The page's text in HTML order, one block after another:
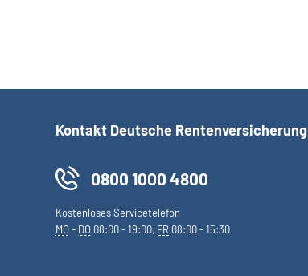
Kontakt Deutsche Rentenversicherung
0800 1000 4800
Kostenloses Servicetelefon
MO- DO 08:00 - 19:00, FR 08:00 - 15:30